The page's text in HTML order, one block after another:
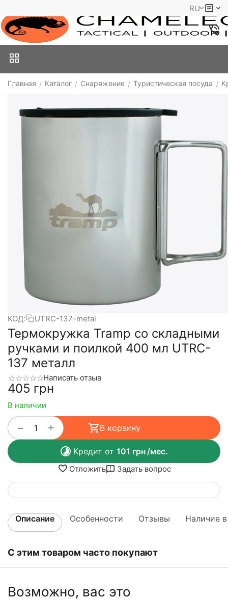
RU
Главная / Каталог / Снаряжение / Туристическая посуда /
КОД: UTRC-137-metal
Термокружка Tramp со складными
ручками и поилкой 400 мл UTRC-
137 металл
Написать отзыв
‍405‍ грн
В наличии
+
− В корзину
Кредит от 101 грн/мес.
Отложить Задать вопрос
Описание Особенности Отзывы Наличие
С этим товаром часто покупают
Возможно, вас это